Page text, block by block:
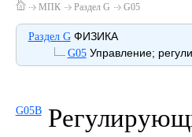
МПК Раздел G G05
Раздел GФИЗИКА
G05Управление;
G05B